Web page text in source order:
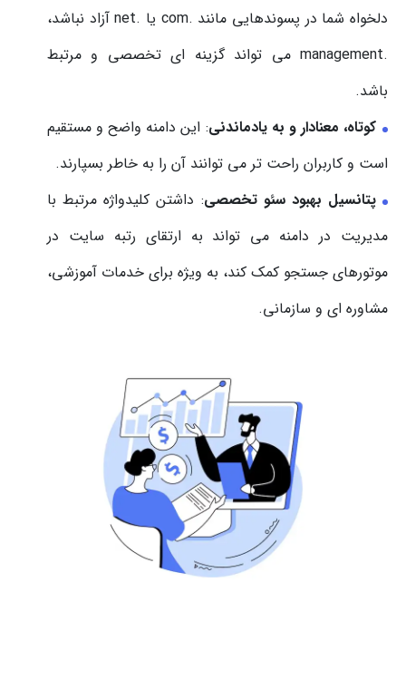
دلخواه شما در پسوندهایی مانند .com یا .net آزاد نباشد،
.management می تواند گزینه ای تخصصی و مرتبط
باشد.
کوتاه، معنادار و به یادماندنی: این دامنه واضح و مستقیم
است و کاربران راحت تر می توانند آن را به خاطر بسپارند.
پتانسیل بهبود سئو تخصصی: داشتن کلیدواژه مرتبط با
مدیریت در دامنه می تواند به ارتقای رتبه سایت در
موتورهای جستجو کمک کند، به ویژه برای خدمات آموزشی،
مشاوره ای و سازمانی.